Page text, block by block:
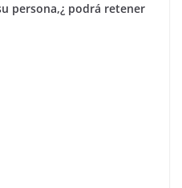
persona,¿ podrá retener